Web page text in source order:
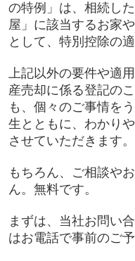
の特例」は、相続し
屋」に該当するお家
として、特別控除の
上記以外の要件や適
産売却に係る登記の
も、個々のご事情を
生とともに、わかり
させていただきます。
もちろん、ご相談や
ん。無料です。
まずは、当社お問い
はお電話で事前のご